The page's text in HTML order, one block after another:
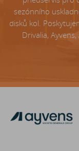
sezónního
disků kol.
Drivalia,